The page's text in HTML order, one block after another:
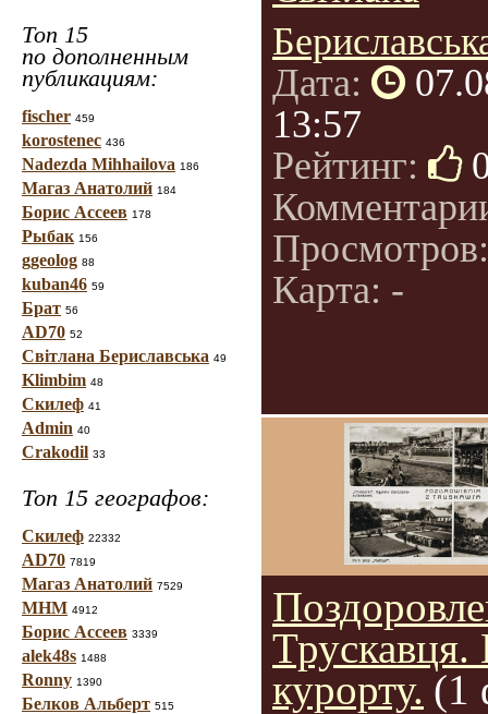
Топ 15
по дополненным
публикациям:
fischer 459
korostenec 436
Nadezda Mihhailova 186
Магаз Анатолий 184
Борис Ассеев 178
Рыбак 156
ggeolog 88
kuban46 59
Брат 56
AD70 52
Світлана Бериславська 49
Klimbim 48
Скилеф 41
Admin 40
Crakodil 33
Топ 15 географов:
Скилеф 22332
AD70 7819
Магаз Анатолий 7529
МНМ 4912
Борис Ассеев 3339
alek48s 1488
Ronny 1390
Белков Альберт 515
Дата:
13:57
Рейтинг:
Карта: -
курорту. (1